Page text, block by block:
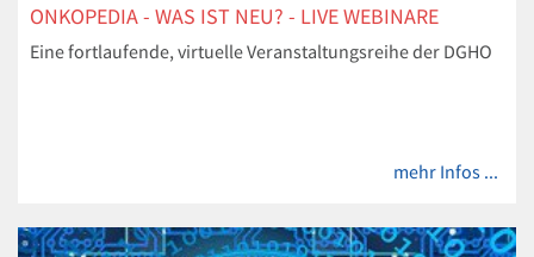
ONKOPEDIA - WAS IST NEU? - LIVE WEBINARE
Eine fortlaufende, virtuelle Veranstaltungsreihe der DGHO
mehr Infos ...